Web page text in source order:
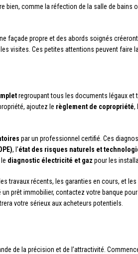
bien, comme la réfection de la salle de
façade propre et des abords soignés
visites. Ces petites attentions peuvent faire
regroupant tous les documents légaux et
ajoutez le règlement de copropriété,
par un professionnel certifié. Ces
, l’état des risques naturels et
diagnostic électricité et gaz pour les
travaux récents, les garanties en cours, et
prêt immobilier, contactez votre banque
votre sérieux aux acheteurs potentiels.
de la précision et de l’attractivité.